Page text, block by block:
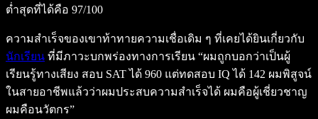
ต่ำสุดที่ได้คือ 97/100
ความสำเร็จของเขาท้าทายความเชื่อเดิม ๆ ที่เคยได้ยินเกี่ยวกับ
นักเรียน ที่มีภาวะบกพร่องทางการเรียน “ผมถูกบอกว่าเป็นผู้
เรียนรู้ทางเสียง สอบ SAT ได้ 960 แต่ทดสอบ IQ ได้ 142 ผมพิสูจน์
ในสายอาชีพแล้วว่าผมประสบความสำเร็จได้ ผมคือผู้เชี่ยวชาญ
ผมคือนวัตกร”